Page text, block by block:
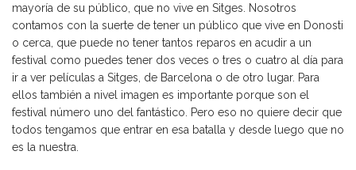
mayoría de su público, que no vive en Sitges. Nosotros
contamos con la suerte de tener un público que vive en Donosti
o cerca, que puede no tener tantos reparos en acudir a un
festival como puedes tener dos veces o tres o cuatro al día para
ir a ver películas a Sitges, de Barcelona o de otro lugar. Para
ellos también a nivel imagen es importante porque son el
festival número uno del fantástico. Pero eso no quiere decir que
todos tengamos que entrar en esa batalla y desde luego que no
es la nuestra.